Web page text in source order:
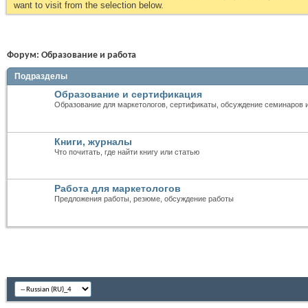
want to visit from the selection below.
Форум: Образование и работа
Подразделы
Образование и сертификация
Образование для маркетологов, сертификаты, обсуждение семинаров
Книги, журналы
Что почитать, где найти книгу или статью
Работа для маркетологов
Предложения работы, резюме, обсуждение работы